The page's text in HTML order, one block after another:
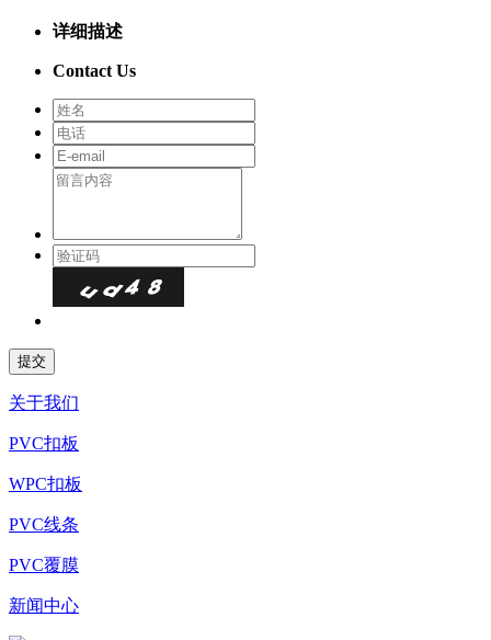
详细描述
Contact Us
关于我们
PVC扣板
WPC扣板
PVC线条
PVC覆膜
新闻中心